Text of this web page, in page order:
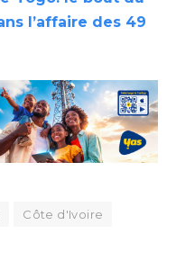
l’affaire des 49
Côte d'Ivoire